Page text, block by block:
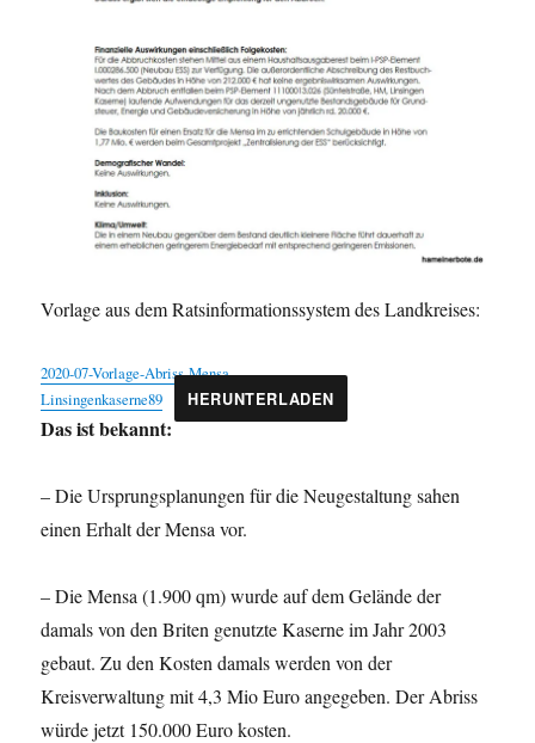
Vorlage aus dem Ratsinformationssystem des Landkreises:
2020-07-Vorlage-Abriss-Mensa-
Linsingenkaserne89
HERUNTERLADEN
Das ist bekannt:
– Die Ursprungsplanungen für die Neugestaltung sahen
einen Erhalt der Mensa vor.
– Die Mensa (1.900 qm) wurde auf dem Gelände der
damals von den Briten genutzte Kaserne im Jahr 2003
gebaut. Zu den Kosten damals werden von der
Kreisverwaltung mit 4,3 Mio Euro angegeben. Der Abriss
würde jetzt 150.000 Euro kosten.